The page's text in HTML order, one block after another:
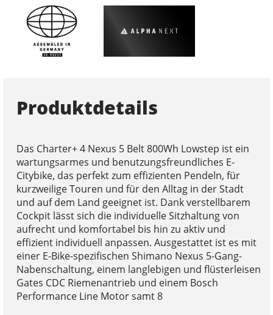
Produktdetails
Das Charter+ 4 Nexus 5 Belt 800Wh Lowstep ist ein
wartungsarmes und benutzungsfreundliches E-
Citybike, das perfekt zum effizienten Pendeln, für
kurzweilige Touren und für den Alltag in der Stadt
und auf dem Land geeignet ist. Dank verstellbarem
Cockpit lässt sich die individuelle Sitzhaltung von
aufrecht und komfortabel bis hin zu aktiv und
effizient individuell anpassen. Ausgestattet ist es mit
einer E-Bike-spezifischen Shimano Nexus 5-Gang-
Nabenschaltung, einem langlebigen und flüsterleisen
Gates CDC Riemenantrieb und einem Bosch
Performance Line Motor samt 8